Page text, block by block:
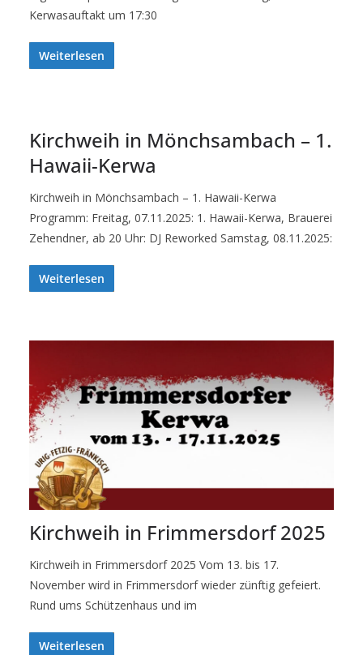
Kerwasauftakt um 17:30
Weiterlesen
Kirchweih in Mönchsambach – 1.
Hawaii-Kerwa
Kirchweih in Mönchsambach – 1. Hawaii-Kerwa
Programm: Freitag, 07.11.2025: 1. Hawaii-Kerwa, Brauerei
Zehendner, ab 20 Uhr: DJ Reworked Samstag, 08.11.2025:
Weiterlesen
Kirchweih in Frimmersdorf 2025
Kirchweih in Frimmersdorf 2025 Vom 13. bis 17.
November wird in Frimmersdorf wieder zünftig gefeiert.
Rund ums Schützenhaus und im
Weiterlesen